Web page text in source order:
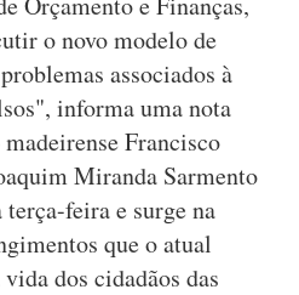
o novo modelo de
associados à
informa uma nota
Francisco
Miranda Sarmento
feira e surge na
que o atual
dos cidadãos das